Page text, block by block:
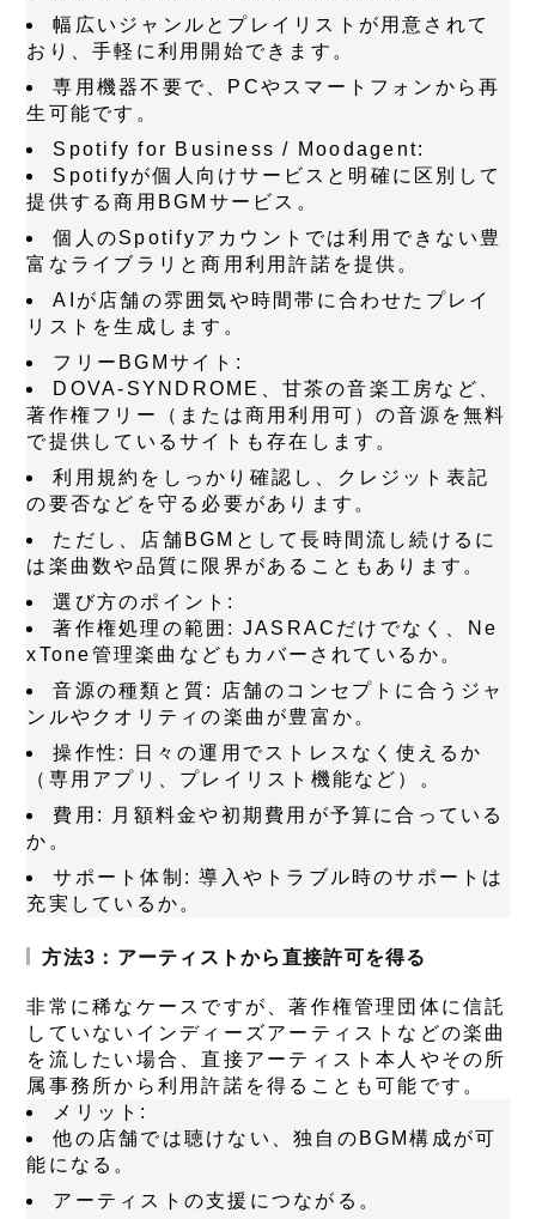
幅広いジャンルとプレイリストが用意されて
おり、手軽に利用開始できます。
専用機器不要で、PCやスマートフォンから再
生可能です。
Spotify for Business / Moodagent:
Spotifyが個人向けサービスと明確に区別して
提供する商用BGMサービス。
個人のSpotifyアカウントでは利用できない豊
富なライブラリと商用利用許諾を提供。
AIが店舗の雰囲気や時間帯に合わせたプレイ
リストを生成します。
フリーBGMサイト :
DOVA-SYNDROME、甘茶の音楽工房など、
著作権フリー（または商用利用可）の音源を無料
で提供しているサイトも存在します。
利用規約をしっかり確認し、クレジット表記
の要否などを守る必要があります。
ただし、店舗BGMとして長時間流し続けるに
は楽曲数や品質に限界があることもあります。
選び方のポイント :
著作権処理の範囲 : JASRACだけでなく、Ne
xTone管理楽曲などもカバーされているか。
音源の種類と質: 店舗のコンセプトに合うジャ
ンルやクオリティの楽曲が豊富か。
操作性 : 日々の運用でストレスなく使えるか
（専用アプリ、プレイリスト機能など）。
費用 : 月額料金や初期費用が予算に合っている
か。
サポート体制 : 導入やトラブル時のサポートは
充実しているか。
方法3：アーティストから直接許可を得る
非常に稀なケースですが、著作権管理団体に信託
していないインディーズアーティストなどの楽曲
を流したい場合、直接アーティスト本人やその所
属事務所から利用許諾を得ることも可能です。
メリット :
他の店舗では聴けない、独自のBGM構成が可
能になる。
アーティストの支援につながる。